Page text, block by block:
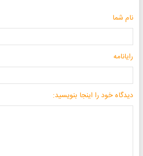
نام شما
رایانامه
دیدگاه خود را اینجا بنویسید: